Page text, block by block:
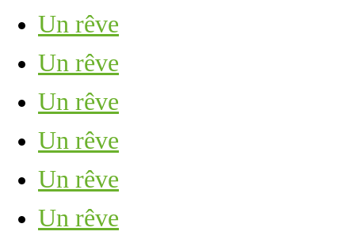
Un rêve
Un rêve
Un rêve
Un rêve
Un rêve
Un rêve